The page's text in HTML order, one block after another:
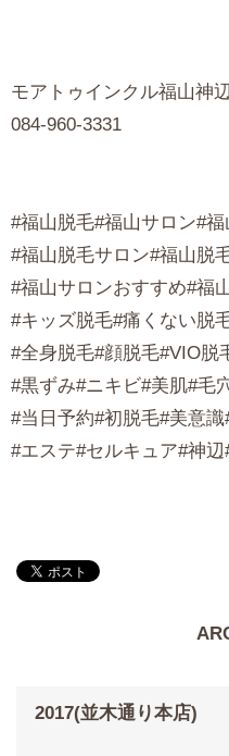
モアトゥインクル福山神
084-960-3331
#福山脱毛#福山サロン#福
#福山脱毛サロン#福山脱
#福山サロンおすすめ#福
#キッズ脱毛#痛くない脱
#全身脱毛#顔脱毛#VIO脱
#黒ずみ#ニキビ#美肌#毛
#当日予約#初脱毛#美意識
#エステ#セルキュア#神
2017(並木通り本店)